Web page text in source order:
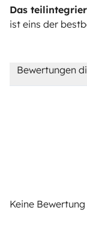
Das
ist eins der
Bewertungen
Keine Bewertung